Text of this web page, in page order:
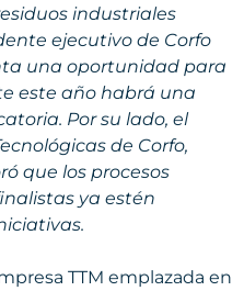
industriales
ejecutivo de Corfo
una oportunidad para
este año habrá una
Por su lado, el
de Corfo,
que los procesos
ya estén
TTM emplazada en